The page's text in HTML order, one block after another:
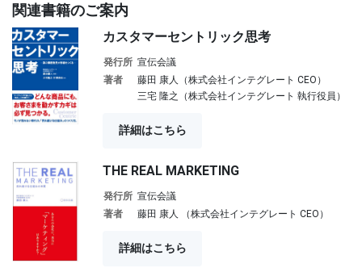
関連書籍のご案内
カスタマーセントリック思考
発行所 宣伝会議
著者
藤田 康人（株式会社インテグレート CEO）
三宅 隆之（株式会社インテグレート 執行役員）
詳細はこちら
THE REAL MARKETING
発行所 宣伝会議
著者
藤田 康人 （株式会社インテグレート CEO）
詳細はこちら